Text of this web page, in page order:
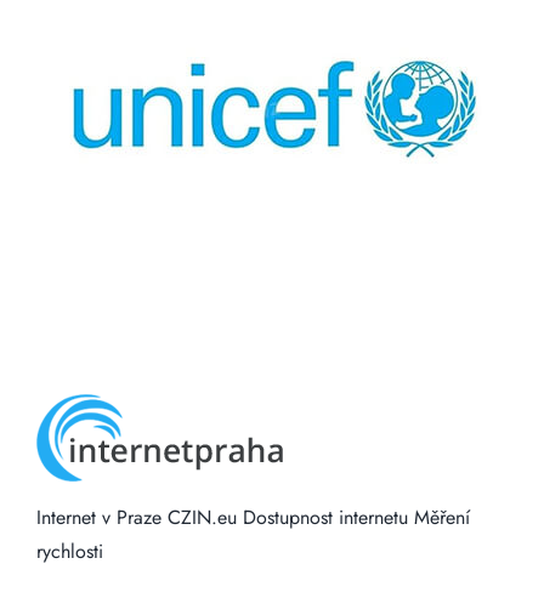
Internet v Praze CZIN.eu Dostupnost internetu Měření
rychlosti